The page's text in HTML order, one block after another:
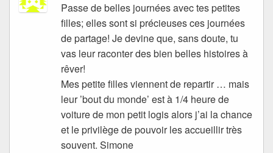
Passe de belles journées avec tes petites
filles; elles sont si précieuses ces journées
de partage! Je devine que, sans doute, tu
vas leur raconter des bien belles histoires à
rêver!
Mes petite filles viennent de repartir … mais
leur ’bout du monde’ est à 1/4 heure de
voiture de mon petit logis alors j’ai la chance
et le privilège de pouvoir les accueillir très
souvent. Simone